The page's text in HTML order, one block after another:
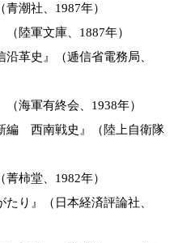
潮社、1987年）
陸軍文庫、1887年）
革史』（逓信省電務局、
海軍有終会、1938年）
編 西南戦史』（陸上自衛隊
柿堂、1982年）
り』（日本経済評論社、